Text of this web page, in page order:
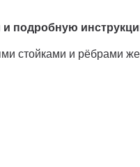
и подробную
стойками и рёбрами